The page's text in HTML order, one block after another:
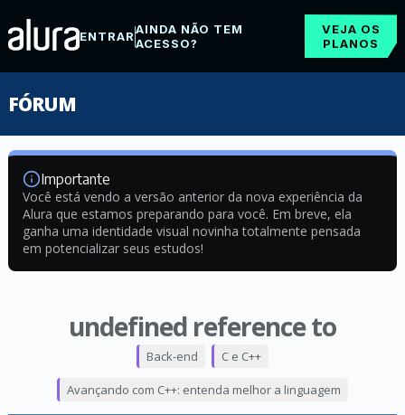
ENTRARAINDA NÃO TEM
ACESSO?
VEJA OS
PLANOS
FÓRUM
Importante
Você está vendo a versão anterior da nova experiência da
Alura que estamos preparando para você. Em breve, ela
ganha uma identidade visual novinha totalmente pensada
em potencializar seus estudos!
undefined reference to
Back-end C e C++
Avançando com C++: entenda melhor a linguagem